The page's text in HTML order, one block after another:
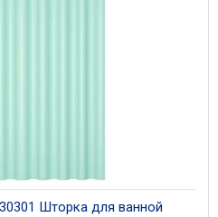
Шторка для ванной